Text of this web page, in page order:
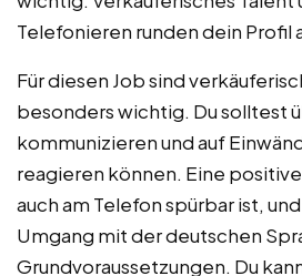
Telefonieren runden dein Profil
Für diesen Job sind
besonders wichtig. Du solltest
kommunizieren und auf
reagieren können. Eine
auch am Telefon spürbar ist,
Umgang mit der deutschen
Grundvoraussetzungen. Du